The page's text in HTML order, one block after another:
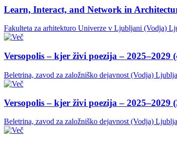
Learn, Interact, and Network in
Fakulteta za arhitekturo Univerze v Ljubljani (Vodja)
Versopolis – kjer živi poezija – 2025–2029
Beletrina, zavod za založniško dejavnost (Vodja)
Versopolis – kjer živi poezija – 2025–2029
Beletrina, zavod za založniško dejavnost (Vodja)